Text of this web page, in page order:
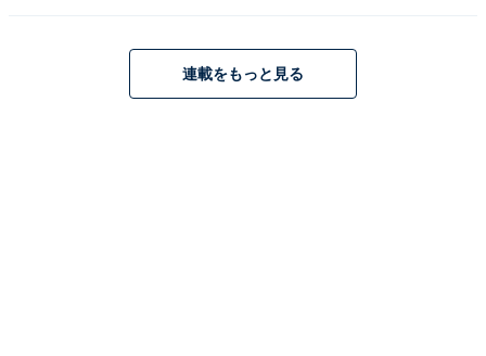
連載をもっと見る